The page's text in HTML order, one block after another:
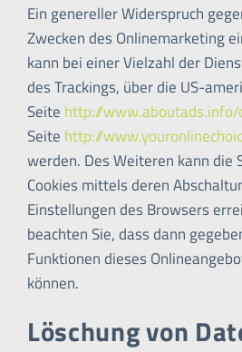
Ein genereller Widerspruch
Zwecken des Onlinemarketing
kann bei einer Vielzahl der
des Trackings, über die US-
Seite http://www.aboutads.info/
Seite http://
werden. Des Weiteren kann die
Cookies mittels deren
Einstellungen des Browsers
beachten Sie, dass dann
Funktionen dieses
können.
Löschung von